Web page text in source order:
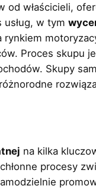
właścicieli,
usług, w tym
rynkiem
Proces skupu
Skupy
na kilka
procesy